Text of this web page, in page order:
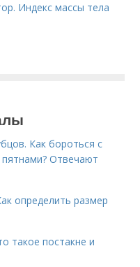
Индекс массы тела
Как бороться с
Отвечают
определить размер
такое постакне и